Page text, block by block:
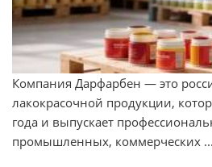
Компания Дарфарбен — это
лакокрасочной продукции,
года и выпускает
промышленных, коммерческих ...